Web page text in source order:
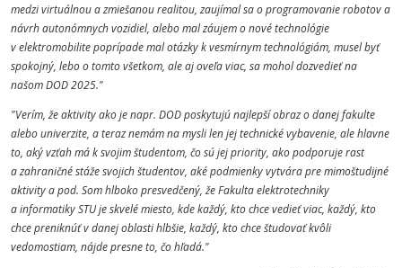
medzi virtuálnou a zmiešanou realitou, zaujímal sa o programovanie robotov a
návrh autonómnych vozidiel, alebo mal záujem o nové technológie
v elektromobilite poprípade mal otázky k vesmírnym technológiám, musel byť
spokojný, lebo o tomto všetkom, ale aj oveľa viac, sa mohol dozvedieť na
našom DOD 2025."
"Verím, že aktivity ako je napr. DOD poskytujú najlepší obraz o danej fakulte
alebo univerzite, a teraz nemám na mysli len jej technické vybavenie, ale hlavne
to, aký vzťah má k svojim študentom, čo sú jej priority, ako podporuje rast
a zahraničné stáže svojich študentov, aké podmienky vytvára pre mimoštudijné
aktivity a pod. Som hlboko presvedčený, že Fakulta elektrotechniky
a informatiky STU je skvelé miesto, kde každý, kto chce vedieť viac, každý, kto
chce preniknúť v danej oblasti hlbšie, každý, kto chce študovať kvôli
vedomostiam, nájde presne to, čo hľadá."